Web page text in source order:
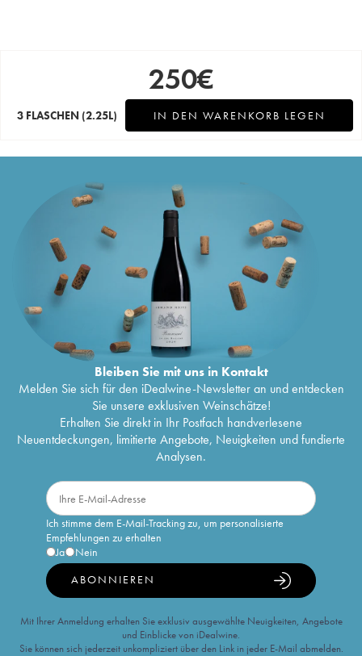
250€
3 FLASCHEN (2.25L) IN DEN WARENKORB LEGEN
Bleiben Sie mit uns in Kontakt
Melden Sie sich für den iDealwine-Newsletter an und entdecken
Sie unsere exklusiven Weinschätze!
Erhalten Sie direkt in Ihr Postfach handverlesene
Neuentdeckungen, limitierte Angebote, Neuigkeiten und fundierte
Analysen.
Ich stimme dem E-Mail-Tracking zu, um personalisierte
Empfehlungen zu erhalten
Ja
Nein
ABONNIEREN
Mit Ihrer Anmeldung erhalten Sie exklusiv ausgewählte Neuigkeiten, Angebote
und Einblicke von iDealwine.
Sie können sich jederzeit unkompliziert über den Link in jeder E-Mail abmelden.